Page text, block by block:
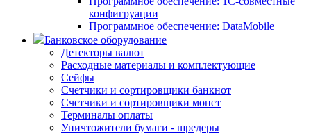
конфигруации
Программное обеспечение: DataMobile
Банковское оборудование
Детекторы валют
Расходные материалы и комплектующие
Сейфы
Счетчики и сортировщики банкнот
Счетчики и сортировщики монет
Терминалы оплаты
Уничтожители бумаги - шредеры